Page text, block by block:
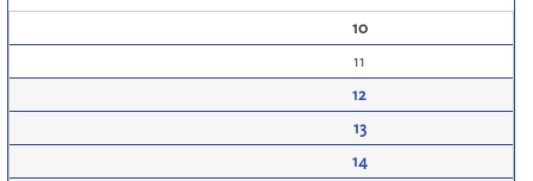
10
11
12
13
14